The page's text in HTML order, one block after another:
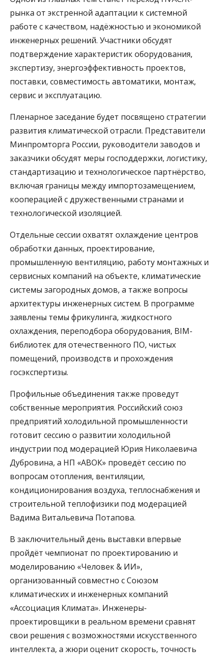
рынка от экстренной адаптации к системной
работе с качеством, надёжностью и экономикой
инженерных решений. Участники обсудят
подтверждение характеристик оборудования,
экспертизу, энергоэффективность проектов,
поставки, совместимость автоматики, монтаж,
сервис и эксплуатацию.
Пленарное заседание будет посвящено стратегии
развития климатической отрасли. Представители
Минпромторга России, руководители заводов и
заказчики обсудят меры господдержки, логистику,
стандартизацию и технологическое партнёрство,
включая границы между импортозамещением,
кооперацией с дружественными странами и
технологической изоляцией.
Отдельные сессии охватят охлаждение центров
обработки данных, проектирование,
промышленную вентиляцию, работу монтажных и
сервисных компаний на объекте, климатические
системы загородных домов, а также вопросы
архитектуры инженерных систем. В программе
заявлены темы фрикулинга, жидкостного
охлаждения, переподбора оборудования, BIM-
библиотек для отечественного ПО, чистых
помещений, производств и прохождения
госэкспертизы.
Профильные объединения также проведут
собственные мероприятия. Российский союз
предприятий холодильной промышленности
готовит сессию о развитии холодильной
индустрии под модерацией Юрия Николаевича
Дубровина, а НП «АВОК» проведёт сессию по
вопросам отопления, вентиляции,
кондиционирования воздуха, теплоснабжения и
строительной теплофизики под модерацией
Вадима Витальевича Потапова.
В заключительный день выставки впервые
пройдёт чемпионат по проектированию и
моделированию «Человек & ИИ»,
организованный совместно с Союзом
климатических и инженерных компаний
«Ассоциация Климата». Инженеры-
проектировщики в реальном времени сравнят
свои решения с возможностями искусственного
интеллекта, а жюри оценит скорость, точность